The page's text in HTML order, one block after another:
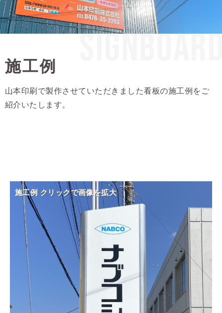
施工例
山本印刷で製作させていただきました看板の施工例をご
紹介いたします。
施工例 クリックで画像を拡大